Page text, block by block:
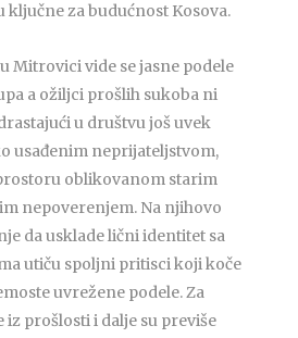
ključne za budućnost Kosova.
Mitrovici vide se jasne podele
a ožiljci prošlih sukoba ni
u društvu još uvek
usađenim neprijateljstvom,
oblikovanom starim
nepoverenjem. Na njihovo
da usklade lični identitet sa
utiču spoljni pritisci koji koče
uvrežene podele. Za
prošlosti i dalje su previše